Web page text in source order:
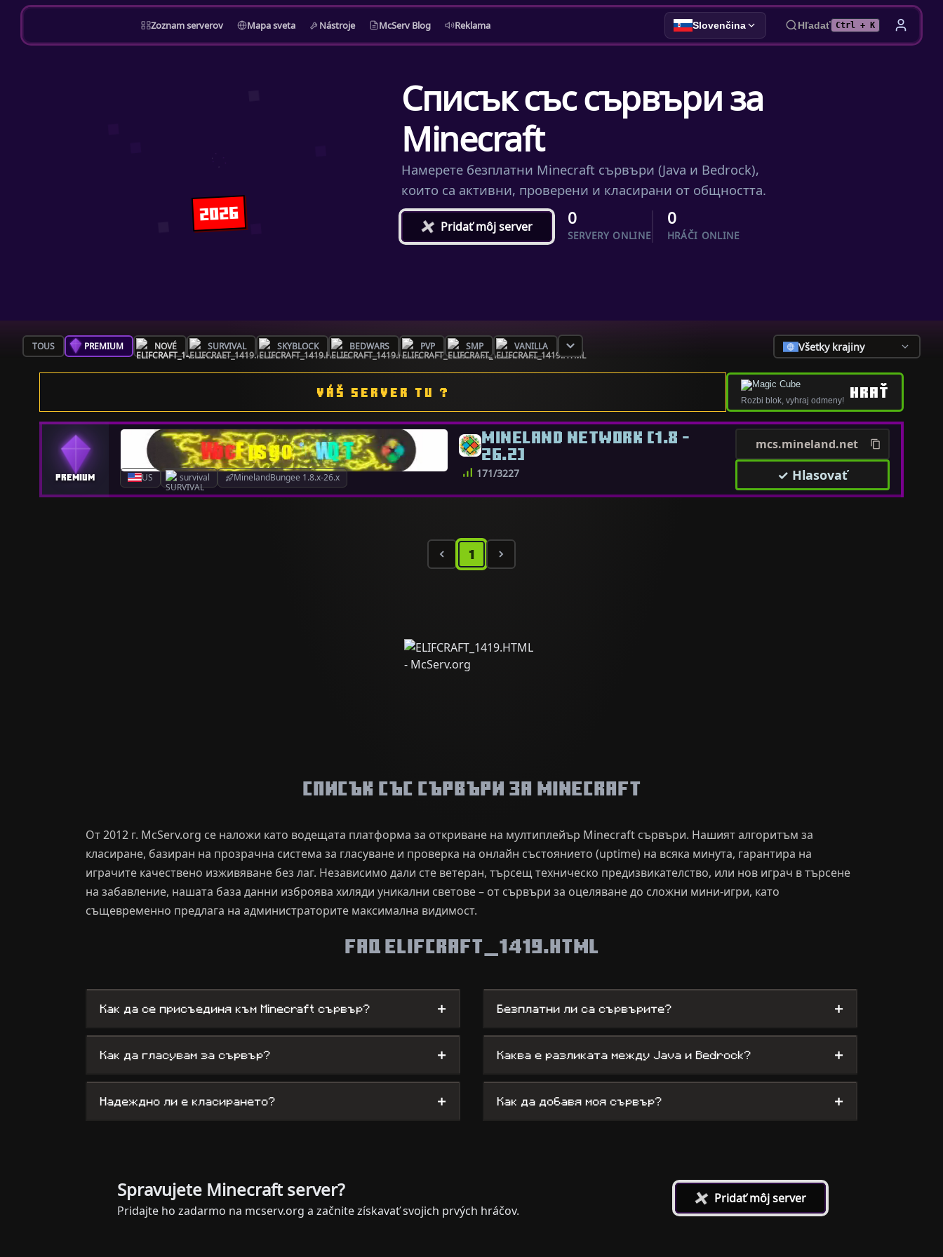
Zoznam serverov Mapa sveta Nástroje McServ Blog Reklama Slovenčina Hľadať Ctrl + K
2026
Списък със сървъри за
Minecraft
Намерете безплатни Minecraft сървъри (Java и Bedrock),
които са активни, проверени и класирани от общността.
+Pridať môj server 0
SERVERY ONLINE
0
HRÁČI ONLINE
TOUS PREMIUM NOVÉ SURVIVAL SKYBLOCK BEDWARS PVP SMP VANILLA Všetky krajiny
VÁŠ SERVER TU ? Rozbi blok, vyhraj odmeny! HRAŤ
US survival MinelandBungee 1.8.x-26.x
MINELAND NETWORK [1.8 -
26.2]
171/3227
mcs.mineland.net
✓ Hlasovať
1
Списък със сървъри за Minecraft
От 2012 г. McServ.org се наложи като водещата платформа за откриване на мултиплейър Minecraft сървъри. Нашият алгоритъм за
класиране, базиран на прозрачна система за гласуване и проверка на онлайн състоянието (uptime) на всяка минута, гарантира на
играчите качествено изживяване без лаг. Независимо дали сте ветеран, търсещ техническо предизвикателство, или нов играч в търсене
на забавление, нашата база данни изброява хиляди уникални светове – от сървъри за оцеляване до сложни мини-игри, като
същевременно предлага на администраторите максимална видимост.
FAQ ELIFCRAFT_1419.HTML
Как да се присъединя към Minecraft сървър? + Безплатни ли са сървърите? +
Как да гласувам за сървър? + Каква е разликата между Java и Bedrock? +
Надеждно ли е класирането? + Как да добавя моя сървър? +
Spravujete Minecraft server?
Pridajte ho zadarmo na mcserv.org a začnite získavať svojich prvých hráčov.
+Pridať môj server